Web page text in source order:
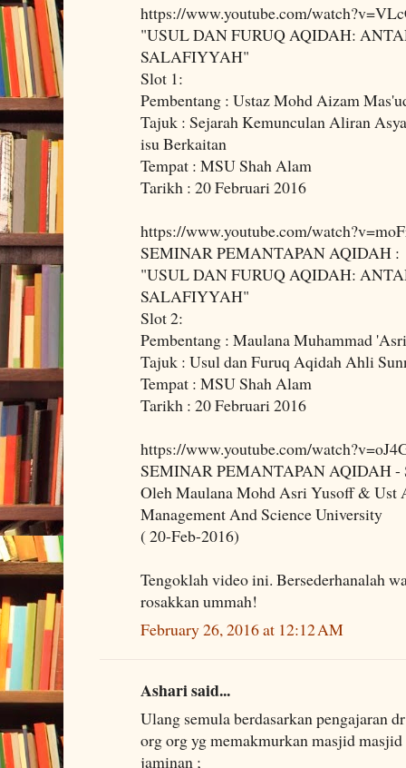
https://www.youtube.com/
"USUL DAN FURUQ AQIDAH:
SALAFIYYAH"
Slot 1:
Pembentang : Ustaz Mohd Aizam
Tajuk : Sejarah Kemunculan Aliran
isu Berkaitan
Tempat : MSU Shah Alam
Tarikh : 20 Februari 2016
https://www.youtube.com/
SEMINAR PEMANTAPAN AQIDAH :
"USUL DAN FURUQ AQIDAH:
SALAFIYYAH"
Slot 2:
Pembentang : Maulana Muhammad
Tajuk : Usul dan Furuq Aqidah Ahli
Tempat : MSU Shah Alam
Tarikh : 20 Februari 2016
https://www.youtube.com/
SEMINAR PEMANTAPAN AQIDAH -
Oleh Maulana Mohd Asri Yusoff & Ust
Management And Science University
( 20-Feb-2016)
Tengoklah video ini. Bersederhanalah
rosakkan ummah!
February 26, 2016 at 12:12 AM
Ashari said...
Ulang semula berdasarkan pengajaran
org org yg memakmurkan masjid
jaminan ;